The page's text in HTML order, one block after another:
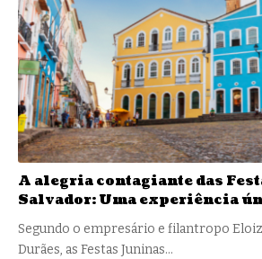
A alegria contagiante das
Salvador: Uma experiência
Segundo o empresário e filantropo
Durães, as Festas Juninas…